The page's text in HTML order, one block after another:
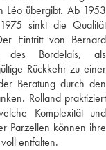
Léo übergibt. Ab 1953
sinkt die Qualität
Eintritt von Bernard
des Bordelais, als
Rückkehr zu einer
Beratung durch den
Rolland praktiziert
Komplexität und
Parzellen können ihre
entfalten.